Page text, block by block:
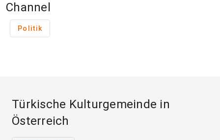
Channel
Politik
Türkische Kulturgemeinde in
Österreich